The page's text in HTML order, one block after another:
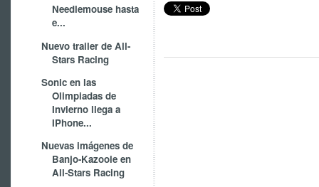
Needlemouse hasta
e...
Nuevo trailer de All-
Stars Racing
Sonic en las
Olimpiadas de
Invierno llega a
IPhone...
Nuevas imágenes de
Banjo-Kazooie en
All-Stars Racing